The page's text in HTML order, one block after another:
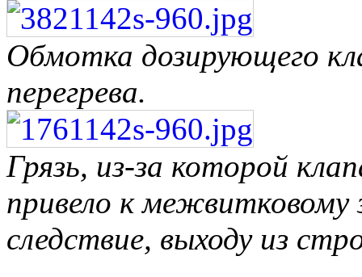
Обмотка дозирующего
перегрева.
Грязь, из-за которой
привело к
следствие, выходу из